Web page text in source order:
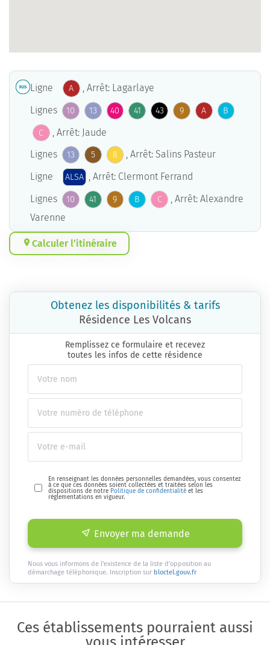
Ligne A
, Arrêt: Lagarlaye
Lignes
10 13 40 41 43 9 A B
C
, Arrêt: Jaude
Lignes
13 5 8
, Arrêt: Salins Pasteur
Ligne
ALSA , Arrêt: Clermont Ferrand
Lignes
10 41 9 B C
, Arrêt: Alexandre
Varenne
Calculer l’itinéraire
Obtenez les disponibilités & tarifs
Résidence Les Volcans
Remplissez ce formulaire et recevez
toutes les infos de cette résidence
En renseignant les données personnelles demandées, vous consentez
à ce que ces données soient collectées et traitées selon les
dispositions de notre Politique de confidentialité et les
réglementations en vigueur.
Envoyer ma demande
Nous vous informons de l'existence de la liste d'opposition au
démarchage téléphonique. Inscription sur bloctel.gouv.fr
Ces établissements pourraient aussi